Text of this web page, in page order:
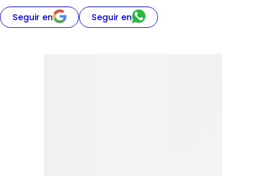
Seguir en Seguir en